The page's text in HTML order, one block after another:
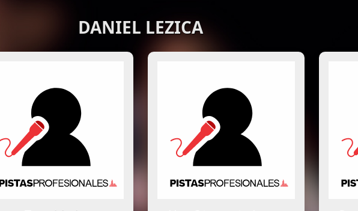
DANIEL LEZICA